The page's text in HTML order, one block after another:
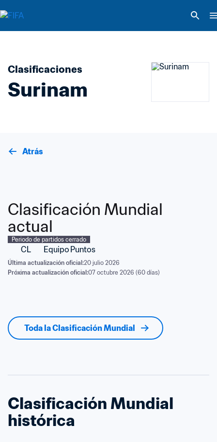
Clasificaciones
Surinam
Atrás
Clasificación Mundial
actual
Periodo de partidos cerrado
CL Equipo Puntos
Última actualización oficial:20 julio 2026
Próxima actualización oficial:07 octubre 2026 (60 días)
Toda la Clasificación Mundial
Clasificación Mundial
histórica